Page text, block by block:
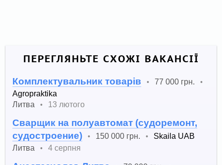
ПЕРЕГЛЯНЬТЕ СХОЖІ ВАКАНСІЇ
Комплектувальник товарів • 77 000 грн. •
Agropraktika
Литва
• 13 лютого
Сварщик на полуавтомат (судоремонт,
судостроение)
• 150 000 грн. •
Skaila UAB
Литва
• 4 серпня